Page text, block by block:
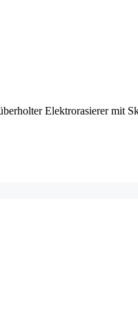
Elektrorasierer mit